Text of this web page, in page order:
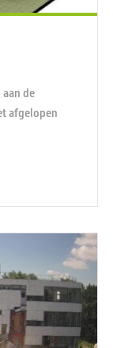
de
afgelopen